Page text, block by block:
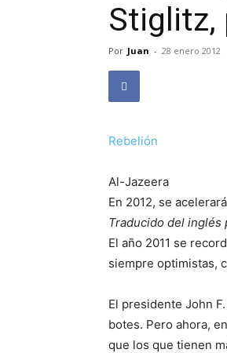
Stiglitz,
Por Juan - 28 enero 2012
Rebelión
Al-Jazeera
En 2012, se
Traducido del inglés
El año 2011 se
siempre optimistas,
El presidente John
botes. Pero ahora,
que los que tienen